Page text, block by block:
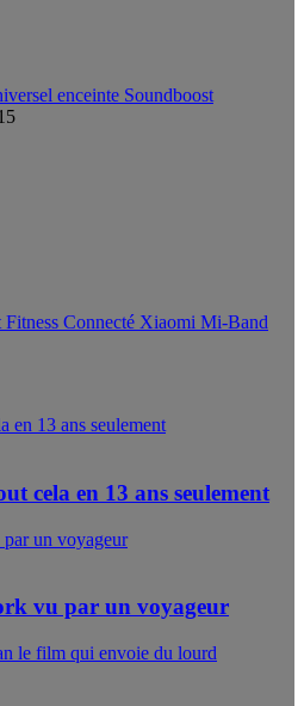
enceinte Soundboost
Fitness Connecté Xiaomi Mi-Band
en 13 ans seulement
cela en 13 ans seulement
un voyageur
vu par un voyageur
le film qui envoie du lourd